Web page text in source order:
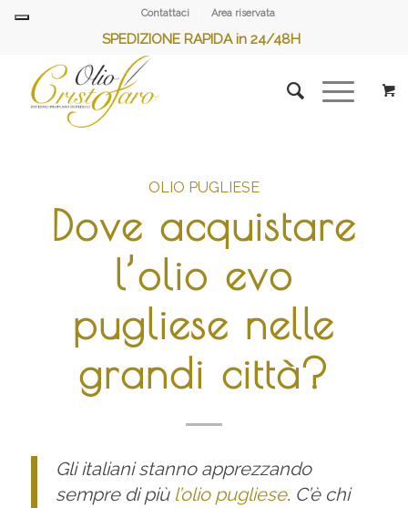
Contattaci Area riservata
SPEDIZIONE RAPIDA in 24/48H
OLIO PUGLIESE
Dove acquistare
l’olio evo
pugliese nelle
grandi città?
Gli italiani stanno apprezzando
sempre di più l’olio pugliese. C’è chi